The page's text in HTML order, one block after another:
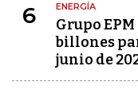
6 ENERGÍA
Grupo
billones
junio de